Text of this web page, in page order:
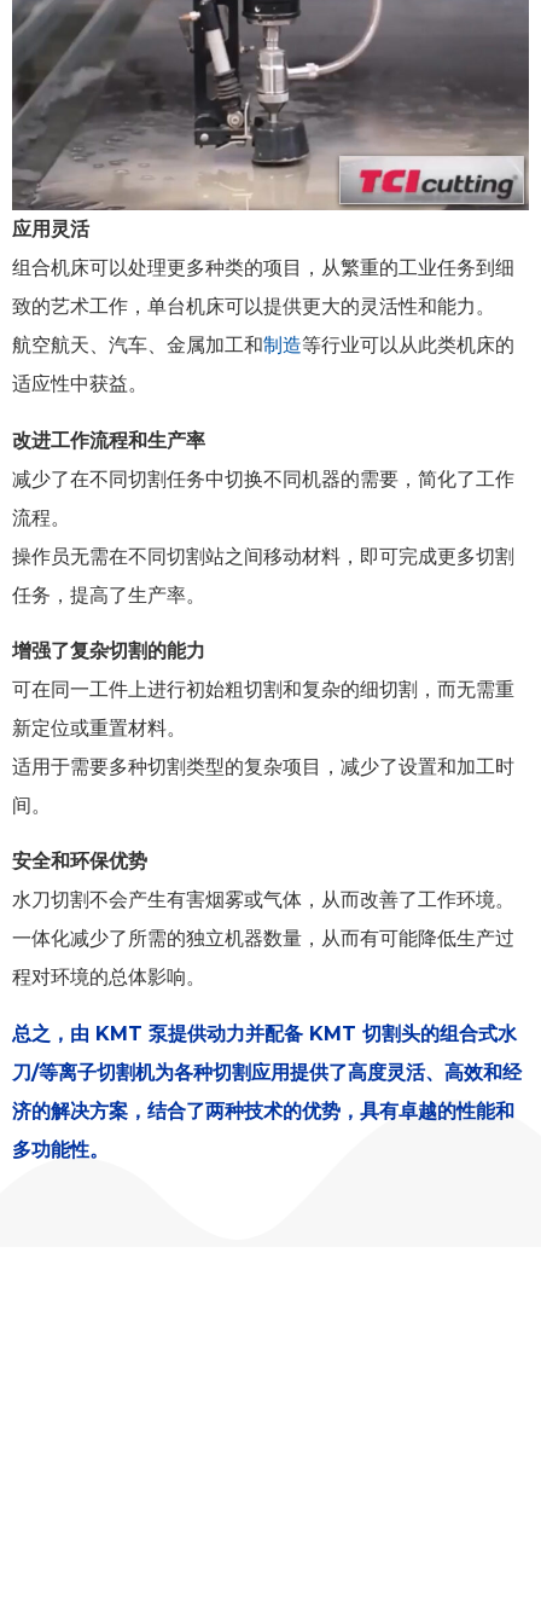
应用灵活
组合机床可以处理更多种类的项目，从繁重的工业任务到细
致的艺术工作，单台机床可以提供更大的灵活性和能力。
航空航天、汽车、金属加工和制造等行业可以从此类机床的
适应性中获益。
改进工作流程和生产率
减少了在不同切割任务中切换不同机器的需要，简化了工作
流程。
操作员无需在不同切割站之间移动材料，即可完成更多切割
任务，提高了生产率。
增强了复杂切割的能力
可在同一工件上进行初始粗切割和复杂的细切割，而无需重
新定位或重置材料。
适用于需要多种切割类型的复杂项目，减少了设置和加工时
间。
安全和环保优势
水刀切割不会产生有害烟雾或气体，从而改善了工作环境。
一体化减少了所需的独立机器数量，从而有可能降低生产过
程对环境的总体影响。
总之，由 KMT 泵提供动力并配备 KMT 切割头的组合式水
刀/等离子切割机为各种切割应用提供了高度灵活、高效和经
济的解决方案，结合了两种技术的优势，具有卓越的性能和
多功能性。